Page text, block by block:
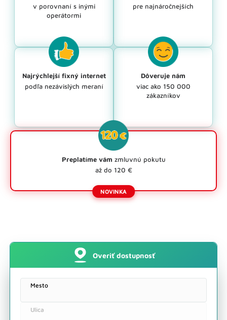
v porovnaní s inými
operátormi
pre najnáročnejších
Najrýchlejší fixný internet
podľa nezávislých meraní
Dôveruje nám
viac ako 150 000
zákazníkov
Preplatíme vám zmluvnú pokutu
až do 120 €
Overiť dostupnosť
Dostupné služby na adrese:
Mesto
Ulica